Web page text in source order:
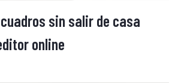
sin salir de casa
online